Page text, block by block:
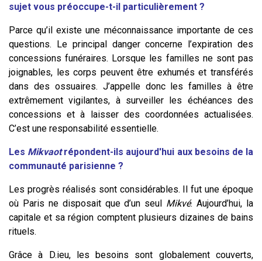
sujet vous préoccupe-t-il particulièrement ?
Parce qu’il existe une méconnaissance importante de ces
questions. Le principal danger concerne l’expiration des
concessions funéraires. Lorsque les familles ne sont pas
joignables, les corps peuvent être exhumés et transférés
dans des ossuaires. J’appelle donc les familles à être
extrêmement vigilantes, à surveiller les échéances des
concessions et à laisser des coordonnées actualisées.
C’est une responsabilité essentielle.
Les Mikvaotrépondent-ils aujourd'hui aux besoins de la
communauté parisienne ?
Les progrès réalisés sont considérables. Il fut une époque
où Paris ne disposait que d’un seul Mikvé. Aujourd’hui, la
capitale et sa région comptent plusieurs dizaines de bains
rituels.
Grâce à D.ieu, les besoins sont globalement couverts,